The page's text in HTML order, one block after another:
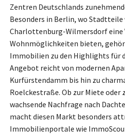
Zentren Deutschlands
Besonders in Berlin, wo Stadtteile
Charlottenburg-Wilmersdorf eine
Wohnmöglichkeiten bieten,
Immobilien zu den Highlights für
Angebot reicht von modernen
Kurfürstendamm bis hin zu
Roelckestraße. Ob zur Miete oder
wachsende Nachfrage nach
macht diesen Markt besonders
Immobilienportale wie